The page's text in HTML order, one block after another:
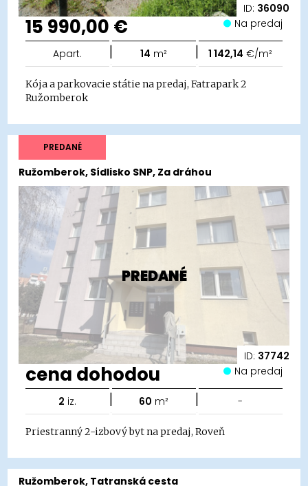
ID: 36090
15 990,00 € Na predaj
Apart. | 14 m² | 1 142,14 €/m²
Kója a parkovacie státie na predaj, Fatrapark 2
Ružomberok
PREDANÉ
ID: 37742
Ružomberok, Sídlisko SNP, Za dráhou
PREDANÉ
cena dohodou Na predaj
2 iz. | 60 m² | -
Priestranný 2-izbový byt na predaj, Roveň
Ružomberok, Tatranská cesta